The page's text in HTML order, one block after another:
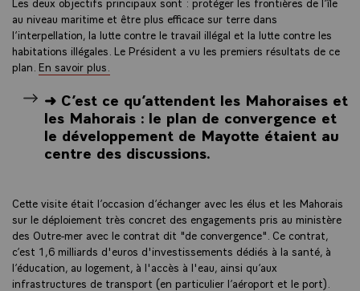
au niveau maritime et être plus efficace sur terre dans
l’interpellation, la lutte contre le travail illégal et la lutte contre les
habitations illégales. Le Président a vu les premiers résultats de ce
plan. En savoir plus.
➜ C’est ce qu’attendent les Mahoraises et
les Mahorais : le plan de convergence et
le développement de Mayotte étaient au
centre des discussions.
Cette visite était l’occasion d’échanger avec les élus et les Mahorais
sur le déploiement très concret des engagements pris au ministère
des Outre-mer avec le contrat dit "de convergence". Ce contrat,
c’est 1,6 milliards d'euros d'investissements dédiés à la santé, à
l’éducation, au logement, à l'accès à l'eau, ainsi qu’aux
infrastructures de transport (en particulier l’aéroport et le port).